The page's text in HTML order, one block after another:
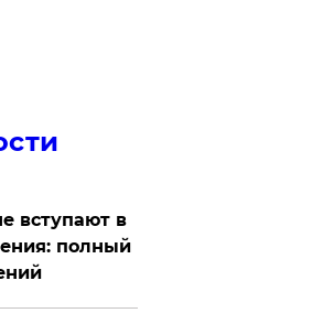
вступают в
полный